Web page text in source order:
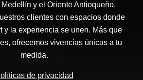
y el Oriente Antioqueño.
clientes con espacios donde
y la experiencia se unen. Más que
ofrecemos vivencias únicas a tu
medida.
de privacidad